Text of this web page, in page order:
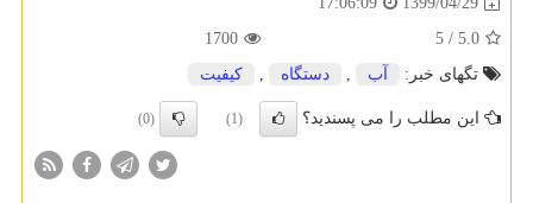
5.0
/ 5
1700
تگهای خبر:
آب , دستگاه , كیفیت
این مطلب را می پسندید؟ (1)
(0)